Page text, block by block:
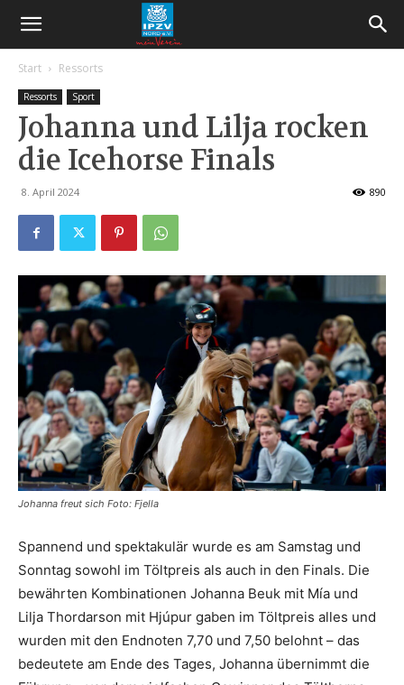
Start Ressorts
Ressorts Sport
Johanna und Lilja rocken
die Icehorse Finals
8. April 2024 890
Johanna freut sich Foto: Fjella
Spannend und spektakulär wurde es am Samstag und
Sonntag sowohl im Töltpreis als auch in den Finals. Die
bewährten Kombinationen Johanna Beuk mit Mía und
Lilja Thordarson mit Hjúpur gaben im Töltpreis alles und
wurden mit den Endnoten 7,70 und 7,50 belohnt – das
bedeutete am Ende des Tages, Johanna übernimmt die